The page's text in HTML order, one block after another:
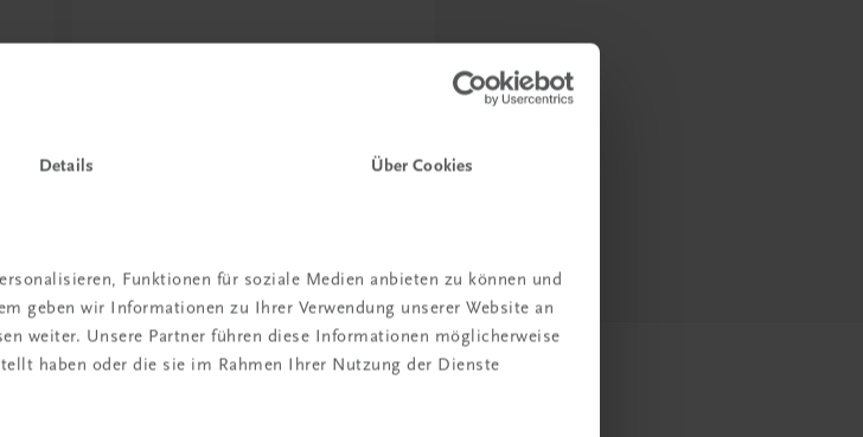
Details Über Cookies
Funktionen für soziale Medien anbieten zu können und
geben wir Informationen zu Ihrer Verwendung unserer Website an
weiter. Unsere Partner führen diese Informationen möglicherweise
haben oder die sie im Rahmen Ihrer Nutzung der Dienste